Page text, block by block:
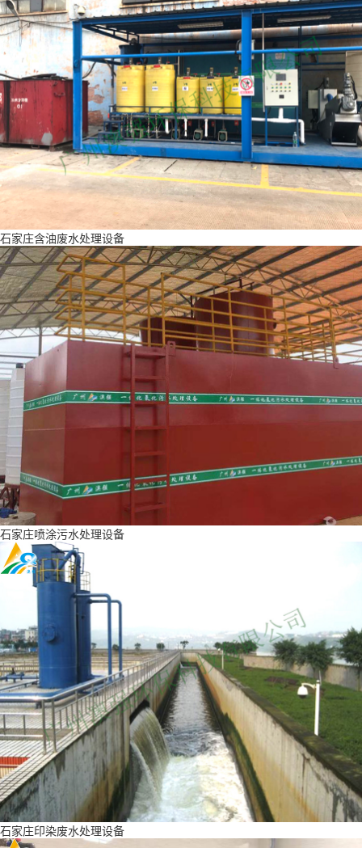
石家庄含油废水处理设备
石家庄喷涂污水处理设备
石家庄印染废水处理设备